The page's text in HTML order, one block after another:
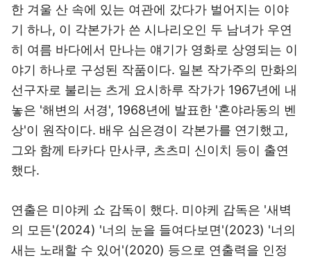
한 겨울 산 속에 있는 여관에 갔다가 벌어지는 이야
기 하나, 이 각본가가 쓴 시나리오인 두 남녀가 우연
히 여름 바다에서 만나는 얘기가 영화로 상영되는 이
야기 하나로 구성된 작품이다. 일본 작가주의 만화의
선구자로 불리는 츠게 요시하루 작가가 1967년에 내
놓은 '해변의 서경', 1968년에 발표한 '혼야라동의 벤
상'이 원작이다. 배우 심은경이 각본가를 연기했고,
그와 함께 타카다 만사쿠, 츠츠미 신이치 등이 출연
했다.
연출은 미야케 쇼 감독이 했다. 미야케 감독은 '새벽
의 모든'(2024) '너의 눈을 들여다보면'(2023) '너의
새는 노래할 수 있어'(2020) 등으로 연출력을 인정